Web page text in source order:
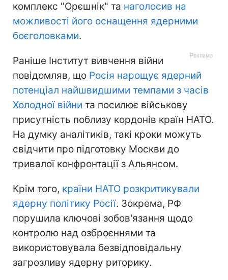
комплекс "Орєшнік" та наголосив на
можливості його оснащення ядерними
боєголовками.
Раніше Інститут вивчення війни
повідомляв, що Росія нарощує ядерний
потенціал найшвидшими темпами з часів
Холодної війни та посилює військову
присутність поблизу кордонів країн НАТО.
На думку аналітиків, такі кроки можуть
свідчити про підготовку Москви до
тривалої конфронтації з Альянсом.
Крім того, країни НАТО розкритикували
ядерну політику Росії. Зокрема, РФ
порушила ключові зобов'язання щодо
контролю над озброєннями та
використовувала безвідповідальну
загрозливу ядерну риторику.